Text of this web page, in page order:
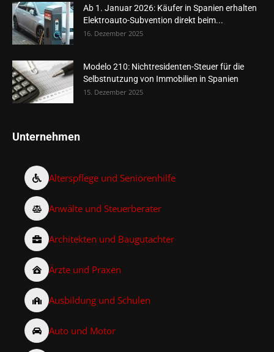
Ab 1. Januar 2026: Käufer in Spanien erhalten
Elektroauto-Subvention direkt beim...
16. Dezember 2025
Modelo 210: Nichtresidenten-Steuer für die
Selbstnutzung von Immobilien in Spanien
15. Dezember 2025
Unternehmen
Alterspflege und Seniorenhilfe
Anwälte und Steuerberater
Architekten und Baugutachter
Ärzte und Praxen
Ausbildung und Schulen
Auto und Motor